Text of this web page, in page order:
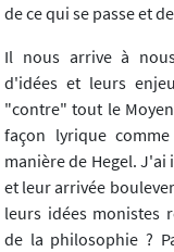
de ce qui se passe et
Il nous arrive à
d'idées et leurs
"contre" tout le
façon lyrique
manière de Hegel.
et leur arrivée
leurs idées monistes
de la philosophie ?